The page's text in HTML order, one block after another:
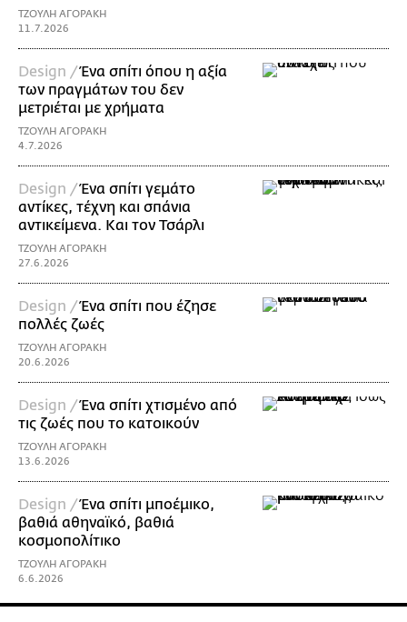
ΤΖΟΥΛΗ ΑΓΟΡΑΚΗ
11.7.2026
Design /Ένα σπίτι όπου η αξία
των πραγμάτων του δεν
μετριέται με χρήματα
ΤΖΟΥΛΗ ΑΓΟΡΑΚΗ
4.7.2026
Design /Ένα σπίτι γεμάτο
αντίκες, τέχνη και σπάνια
αντικείμενα. Και τον Τσάρλι
ΤΖΟΥΛΗ ΑΓΟΡΑΚΗ
27.6.2026
Design /Ένα σπίτι που έζησε
πολλές ζωές
ΤΖΟΥΛΗ ΑΓΟΡΑΚΗ
20.6.2026
Design /Ένα σπίτι χτισμένο από
τις ζωές που το κατοικούν
ΤΖΟΥΛΗ ΑΓΟΡΑΚΗ
13.6.2026
Design /Ένα σπίτι μποέμικο,
βαθιά αθηναϊκό, βαθιά
κοσμοπολίτικο
ΤΖΟΥΛΗ ΑΓΟΡΑΚΗ
6.6.2026